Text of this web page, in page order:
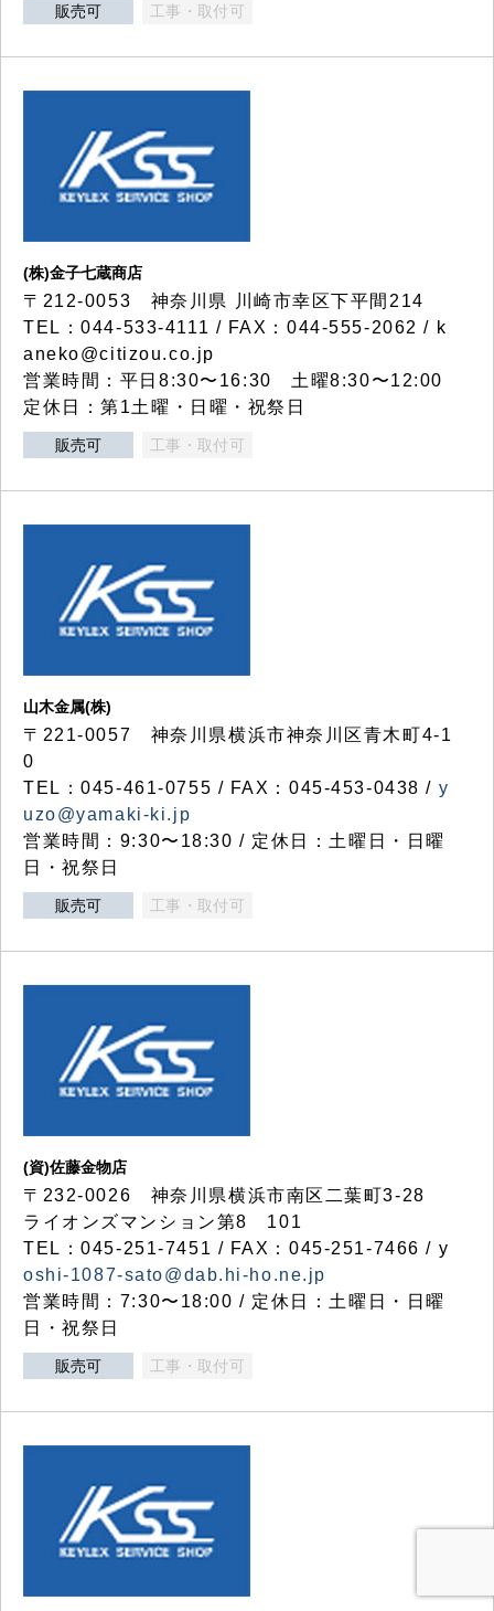
販売可 工事・取付可
(株)金子七蔵商店
〒212-0053 神奈川県 川崎市幸区下平間214
TEL：044-533-4111 / FAX：044-555-2062 / k
aneko@citizou.co.jp
営業時間：平日8:30〜16:30 土曜8:30〜12:00
定休日：第1土曜・日曜・祝祭日
販売可 工事・取付可
山木金属(株)
〒221-0057 神奈川県横浜市神奈川区青木町4-1
0
TEL：045-461-0755 / FAX：045-453-0438 / y
uzo@yamaki-ki.jp
営業時間：9:30〜18:30 / 定休日：土曜日・日曜
日・祝祭日
販売可 工事・取付可
(資)佐藤金物店
〒232-0026 神奈川県横浜市南区二葉町3-28
ライオンズマンション第8 101
TEL：045-251-7451 / FAX：045-251-7466 / y
oshi-1087-sato@dab.hi-ho.ne.jp
営業時間：7:30〜18:00 / 定休日：土曜日・日曜
日・祝祭日
販売可 工事・取付可